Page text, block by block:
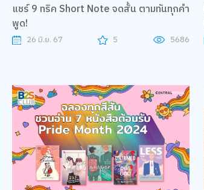
แชร์ 9 ทริค Short Note จดสั้น ตามทันทุกคำ
พูด!
26 มิ.ย. 67 5 5686